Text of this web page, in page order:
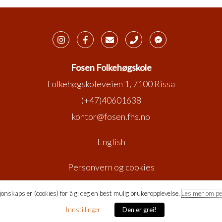
Fosen Folkehøgskole
Folkehøgskoleveien 1, 7100 Rissa
(+47)40601638
kontor@fosen.fhs.no
English
Personvern og cookies
Copyright © 2026Fosen Folkehøgskole
(cookies) for å gi deg en best mulig brukeropplevelse.Les mer om
Innstillinger Den er grei!